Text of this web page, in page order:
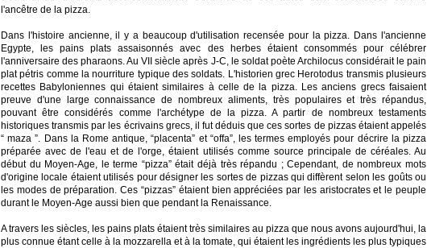
l'ancêtre de la pizza.
Dans l'histoire ancienne, il y a beaucoup d'utilisation recensée pour la pizza. Dans l'ancienne
Egypte, les pains plats assaisonnés avec des herbes étaient consommés pour célébrer
l'anniversaire des pharaons. Au VII siècle après J-C, le soldat poète Archilocus considérait le pain
plat pétris comme la nourriture typique des soldats. L'historien grec Herotodus transmis plusieurs
recettes Babyloniennes qui étaient similaires à celle de la pizza. Les anciens grecs faisaient
preuve d'une large connaissance de nombreux aliments, très populaires et très répandus,
pouvant être considérés comme l'archétype de la pizza. A partir de nombreux testaments
historiques transmis par les écrivains grecs, il fut déduis que ces sortes de pizzas étaient appelés
“ maza ”. Dans la Rome antique, “placenta” et “offa”, les termes employés pour décrire la pizza
préparée avec de l'eau et de l'orge, étaient utilisés comme source principale de céréales. Au
début du Moyen-Age, le terme “pizza” était déjà très répandu ; Cependant, de nombreux mots
d'origine locale étaient utilisés pour désigner les sortes de pizzas qui diffèrent selon les goûts ou
les modes de préparation. Ces “pizzas” étaient bien appréciées par les aristocrates et le peuple
durant le Moyen-Age aussi bien que pendant la Renaissance.
A travers les siècles, les pains plats étaient très similaires au pizza que nous avons aujourd'hui, la
plus connue étant celle à la mozzarella et à la tomate, qui étaient les ingrédients les plus typiques